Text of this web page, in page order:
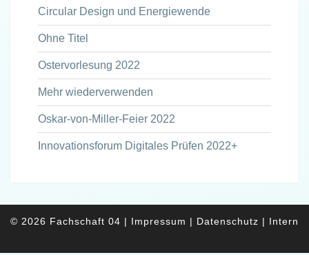
Circular Design und Energiewende
Ohne Titel
Ostervorlesung 2022
Mehr wiederverwenden
Oskar-von-Miller-Feier 2022
Innovationsforum Digitales Prüfen 2022+
© 2026 Fachschaft 04 | Impressum | Datenschutz | Intern